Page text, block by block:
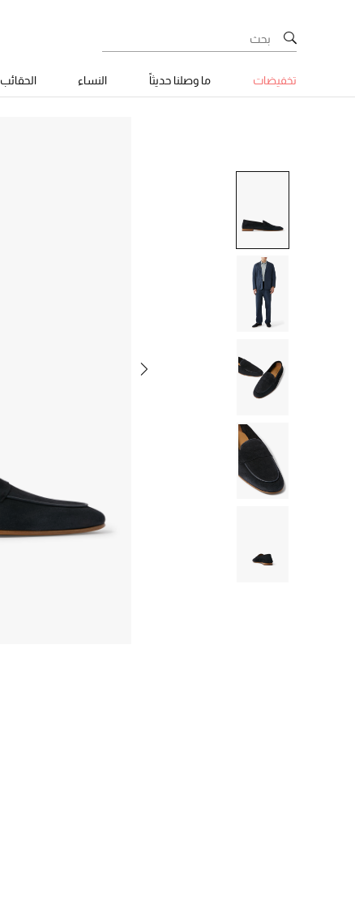
تخفيضات ما وصلنا حديثاً النساء الحقائب